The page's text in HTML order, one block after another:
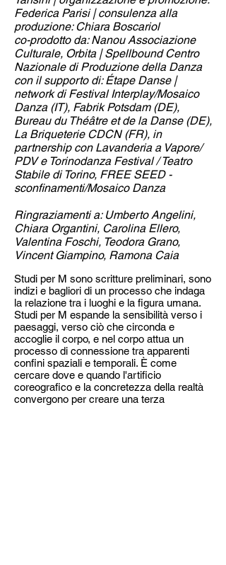
Federica Parisi | consulenza alla
produzione: Chiara Boscariol
co-prodotto da: Nanou Associazione
Culturale, Orbita | Spellbound Centro
Nazionale di Produzione della Danza
con il supporto di: Étape Danse |
network di Festival Interplay/Mosaico
Danza (IT), Fabrik Potsdam (DE),
Bureau du Théâtre et de la Danse (DE),
La Briqueterie CDCN (FR), in
partnership con Lavanderia a Vapore/
PDV e Torinodanza Festival / Teatro
Stabile di Torino, FREE SEED -
sconfinamenti/Mosaico Danza
Ringraziamenti a: Umberto Angelini,
Chiara Organtini, Carolina Ellero,
Valentina Foschi, Teodora Grano,
Vincent Giampino, Ramona Caia
Studi per M sono scritture preliminari, sono
indizi e bagliori di un processo che indaga
la relazione tra i luoghi e la figura umana.
Studi per M espande la sensibilità verso i
paesaggi, verso ciò che circonda e
accoglie il corpo, e nel corpo attua un
processo di connessione tra apparenti
confini spaziali e temporali. È come
cercare dove e quando l'artificio
coreografico e la concretezza della realtà
convergono per creare una terza